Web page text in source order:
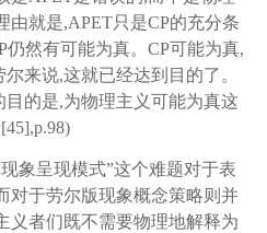
由就是,APET只是CP的充分条
然有可能为真。CP可能为真,
来说,这就已经达到目的了。
的是,为物理主义可能为真这
45],p.98)
象呈现模式”这个难题对于表
对于劳尔版现象概念策略则并
义者们既不需要物理地解释为